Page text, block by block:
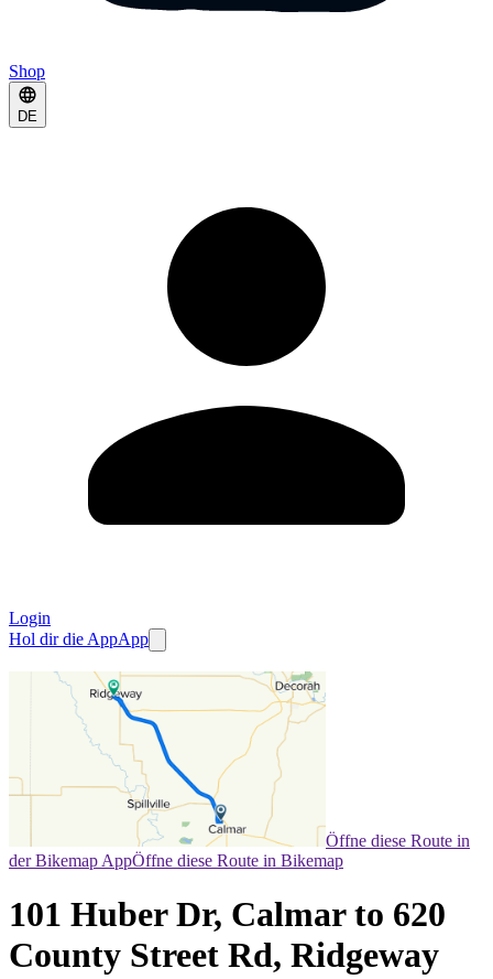
Shop
DE
Login
Hol dir die AppApp
Öffne diese Route in
der Bikemap AppÖffne diese Route in Bikemap
101 Huber Dr, Calmar to 620
County Street Rd, Ridgeway